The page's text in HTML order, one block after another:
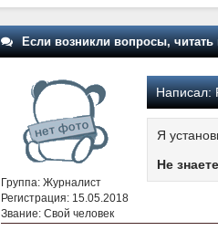
Если возникли вопросы, читать
Группа: Журналист
Регистрация: 15.05.2018
Звание: Свой человек
Написал:
Я
Не